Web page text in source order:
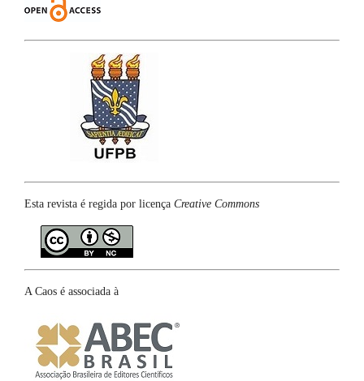
Esta revista é regida por licença Creative Commons
A Caos é associada à